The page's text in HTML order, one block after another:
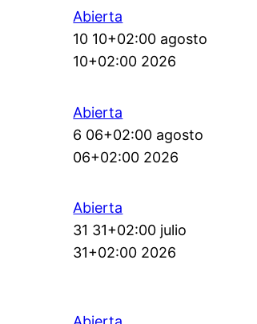
Abierta
10 10+02:00 agosto
10+02:00 2026
Abierta
6 06+02:00 agosto
06+02:00 2026
Abierta
31 31+02:00 julio
31+02:00 2026